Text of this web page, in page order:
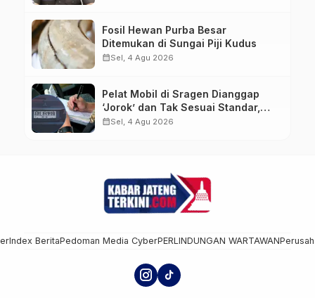
Fosil Hewan Purba Besar
Ditemukan di Sungai Piji Kudus
calendar_monthSel, 4 Agu 2026
Pelat Mobil di Sragen Dianggap
‘Jorok’ dan Tak Sesuai Standar,
Pengemudi Kena Tilang
calendar_monthSel, 4 Agu 2026
Index BeritaPedoman Media CyberPERLINDUNGAN WARTAWAN